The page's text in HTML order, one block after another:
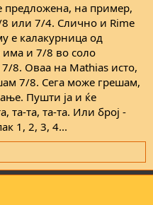
предложена, на пример,
8 или 7/4. Слично и Rime
е калакурница од
и 7/8 во соло
8. Оваа на Mathias исто,
7/8. Сега може грешам,
Пушти ја и ќе
та-та, та-та. Или број -
1, 2, 3, 4...